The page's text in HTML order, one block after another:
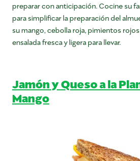
preparar con anticipación. Cocine su
para simplificar la preparación del
su mango, cebolla roja, pimientos
ensalada fresca y ligera para llevar.
Jamón y Queso a la
Mango